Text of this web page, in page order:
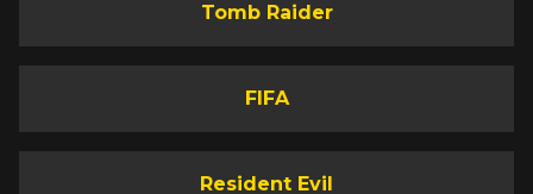
Tomb Raider
FIFA
Resident Evil